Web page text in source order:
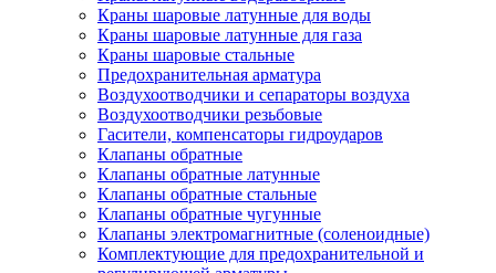
Краны шаровые латунные для воды
Краны шаровые латунные для газа
Краны шаровые стальные
Предохранительная арматура
Воздухоотводчики и сепараторы воздуха
Воздухоотводчики резьбовые
Гасители, компенсаторы гидроударов
Клапаны обратные
Клапаны обратные латунные
Клапаны обратные стальные
Клапаны обратные чугунные
Клапаны электромагнитные (соленоидные)
Комплектующие для предохранительной и